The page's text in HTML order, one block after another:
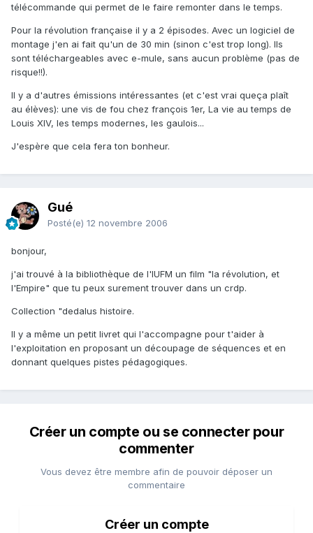
télécommande qui permet de le faire remonter dans le temps.
Pour la révolution française il y a 2 épisodes. Avec un logiciel de
montage j'en ai fait qu'un de 30 min (sinon c'est trop long). Ils
sont téléchargeables avec e-mule, sans aucun problème (pas de
risque!!).
Il y a d'autres émissions intéressantes (et c'est vrai queça plaît
au élèves): une vis de fou chez françois 1er, La vie au temps de
Louis XIV, les temps modernes, les gaulois...
J'espère que cela fera ton bonheur.
Gué
Posté(e) 12 novembre 2006
bonjour,
j'ai trouvé à la bibliothèque de l'IUFM un film "la révolution, et
l'Empire" que tu peux surement trouver dans un crdp.
Collection "dedalus histoire.
Il y a même un petit livret qui l'accompagne pour t'aider à
l'exploitation en proposant un découpage de séquences et en
donnant quelques pistes pédagogiques.
Créer un compte ou se connecter pour
commenter
Vous devez être membre afin de pouvoir déposer un
commentaire
Créer un compte